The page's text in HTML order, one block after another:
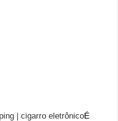
| cigarro eletrônicoÉ